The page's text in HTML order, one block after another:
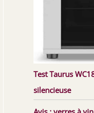
Test Taurus
silencieuse